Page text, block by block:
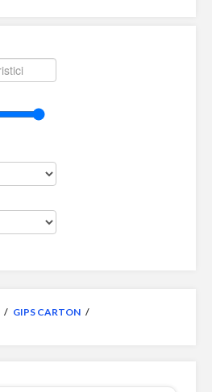
/ GIPS CARTON /